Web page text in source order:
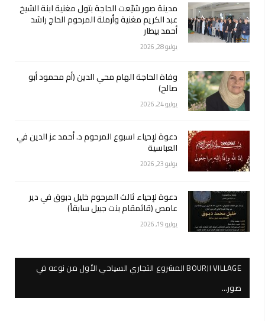
مدينة صور شيّعت الحاجة بتول مغنية ابنة الشيخ
عبد الكريم مغنية وأرملة المرحوم الحاج راشد
أحمد بيطار
يوليو 28, 2026
وفاة الحاجة الهام محي الدين (أم محمود أبو
صالح)
يوليو 24, 2026
دعوة لإحياء اسبوع المرحوم د. أحمد عز الدين في
العباسية
يوليو 23, 2026
دعوة لإحياء ثالث المرحوم خليل دبوق في دير
عامص (قائمقام بنت جبيل سابقاً)
يوليو 19, 2026
BOURJI VILLAGE المشروع التجاري السياحي الأول من نوعه في
صور…